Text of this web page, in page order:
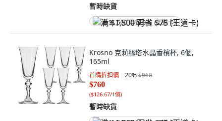
暫時缺貨
满 $1,500 再省 $75 (王道卡)
Krosno 克莉絲塔水晶香檳杯, 6個,
165ml
首購折扣價 20%$960
$760
($126.67/1個)
暫時缺貨